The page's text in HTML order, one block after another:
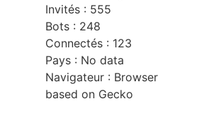
Invités : 555
Bots : 248
Connectés : 123
Pays : No data
Navigateur : Browser
based on Gecko